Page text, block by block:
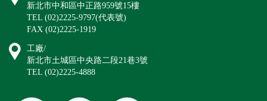
新北市中和區中正路959號15樓
TEL (02)2225-9797(代表號)
FAX (02)2225-1919
工廠/
新北市土城區中央路二段21巷3號
TEL (02)2225-4888